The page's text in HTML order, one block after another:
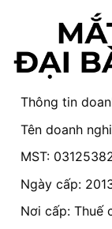
Thông tin
Tên doanh
MST:
Ngày cấp:
Nơi cấp: Thuế